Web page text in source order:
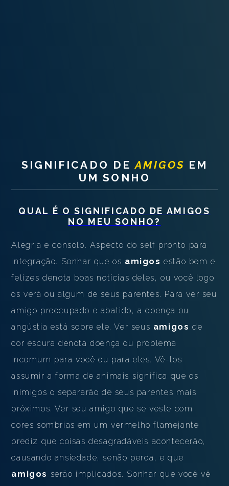
SIGNIFICADO DEAMIGOS EM
UM SONHO
QUAL É O SIGNIFICADO DE AMIGOS
NO MEU SONHO?
Alegria e consolo. Aspecto do self pronto para
integração. Sonhar que os amigos estão bem e
felizes denota boas notícias deles, ou você logo
os verá ou algum de seus parentes. Para ver seu
amigo preocupado e abatido, a doença ou
angústia está sobre ele. Ver seus amigos de
cor escura denota doença ou problema
incomum para você ou para eles. Vê-los
assumir a forma de animais significa que os
inimigos o separarão de seus parentes mais
próximos. Ver seu amigo que se veste com
cores sombrias em um vermelho flamejante
prediz que coisas desagradáveis ​​acontecerão,
causando ansiedade, senão perda, e que
amigos serão implicados. Sonhar que você vê